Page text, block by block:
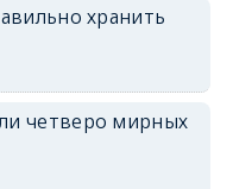
хранить
четверо мирных